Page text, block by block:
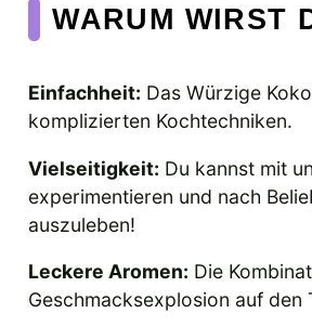
WARUM WIRST
Einfachheit: Das Würzige
komplizierten Kochtechniken.
Vielseitigkeit: Du kannst mit
experimentieren und nach
auszuleben!
Leckere Aromen: Die
Geschmacksexplosion auf